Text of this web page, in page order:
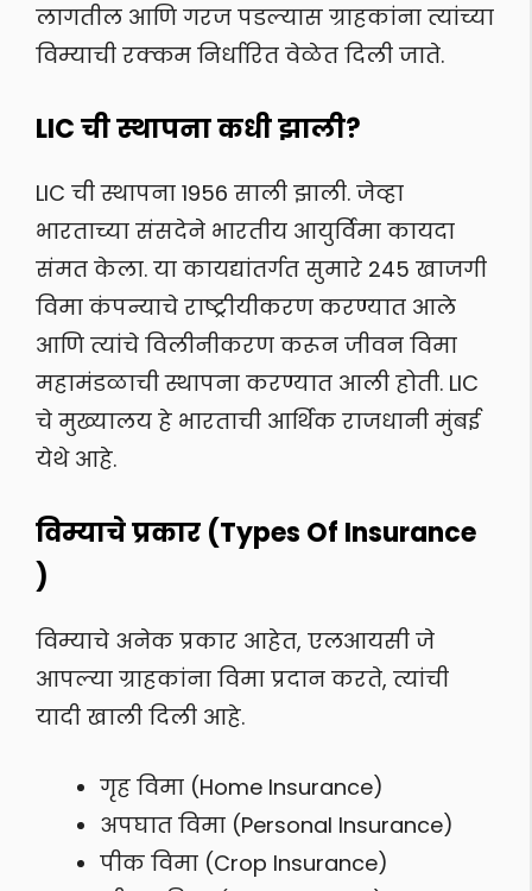
लागतील आणि गरज पडल्यास ग्राहकांना त्यांच्या
विम्याची रक्कम निर्धारित वेळेत दिली जाते.
LIC ची स्थापना कधी झाली?
LIC ची स्थापना 1956 साली झाली. जेव्हा
भारताच्या संसदेने भारतीय आयुर्विमा कायदा
संमत केला. या कायद्यांतर्गत सुमारे 245 खाजगी
विमा कंपन्याचे राष्ट्रीयीकरण करण्यात आले
आणि त्यांचे विलीनीकरण करून जीवन विमा
महामंडळाची स्थापना करण्यात आली होती. LIC
चे मुख्यालय हे भारताची आर्थिक राजधानी मुंबई
येथे आहे.
विम्याचे प्रकार (Types Of Insurance
)
विम्याचे अनेक प्रकार आहेत, एलआयसी जे
आपल्या ग्राहकांना विमा प्रदान करते, त्यांची
यादी खाली दिली आहे.
गृह विमा (Home Insurance)
अपघात विमा (Personal Insurance)
पीक विमा (Crop Insurance)